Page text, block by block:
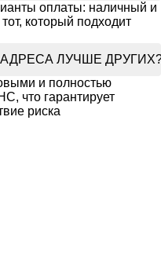
оплаты: наличный и
который подходит
ЛУЧШЕ
и полностью
что гарантирует
риска